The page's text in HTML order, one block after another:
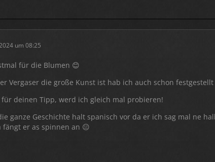
um 08:25
für die Blumen 😊
Vergaser die große Kunst ist hab ich auch schon festgestellt
für deinen Tipp, werd ich gleich mal probieren!
ganze Geschichte halt spanisch vor da er ich sag mal ne
fängt er as spinnen an 😐